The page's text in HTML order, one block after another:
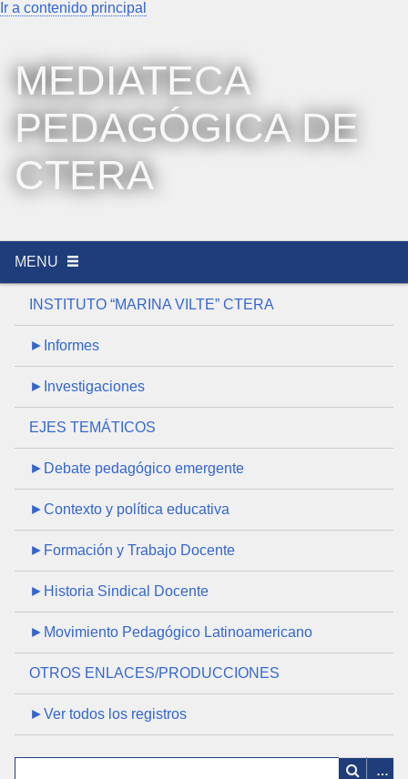
Ir a contenido principal
MEDIATECA
PEDAGÓGICA DE
CTERA
MENU
INSTITUTO “MARINA VILTE” CTERA
►Informes
►Investigaciones
EJES TEMÁTICOS
►Debate pedagógico emergente
►Contexto y política educativa
►Formación y Trabajo Docente
►Historia Sindical Docente
►Movimiento Pedagógico Latinoamericano
OTROS ENLACES/PRODUCCIONES
►Ver todos los registros